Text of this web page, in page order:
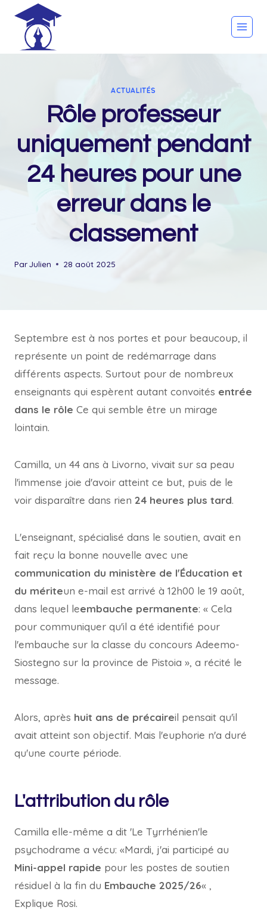
content
ACTUALITÉS
Rôle professeur
uniquement pendant
24 heures pour une
erreur dans le
classement
ParJulien 28 août 2025
Septembre est à nos portes et pour beaucoup, il
représente un point de redémarrage dans
différents aspects. Surtout pour de nombreux
enseignants qui espèrent autant convoités entrée
dans le rôle Ce qui semble être un mirage
lointain.
Camilla, un 44 ans à Livorno, vivait sur sa peau
l'immense joie d'avoir atteint ce but, puis de le
voir disparaître dans rien 24 heures plus tard.
L'enseignant, spécialisé dans le soutien, avait en
fait reçu la bonne nouvelle avec une
communication du ministère de l'Éducation et
du mériteun e-mail est arrivé à 12h00 le 19 août,
dans lequel leembauche permanente: « Cela
pour communiquer qu'il a été identifié pour
l'embauche sur la classe du concours Adeemo-
Siostegno sur la province de Pistoia », a récité le
message.
Alors, après huit ans de précaireil pensait qu'il
avait atteint son objectif. Mais l'euphorie n'a duré
qu'une courte période.
L'attribution du rôle
Camilla elle-même a dit 'Le Tyrrhénien'le
psychodrame a vécu: «Mardi, j'ai participé au
Mini-appel rapide pour les postes de soutien
résiduel à la fin du Embauche 2025/26« ,
Explique Rosi.